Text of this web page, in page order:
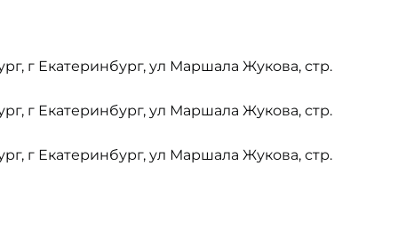
г Екатеринбург, ул Маршала Жукова, стр.
г Екатеринбург, ул Маршала Жукова, стр.
г Екатеринбург, ул Маршала Жукова, стр.